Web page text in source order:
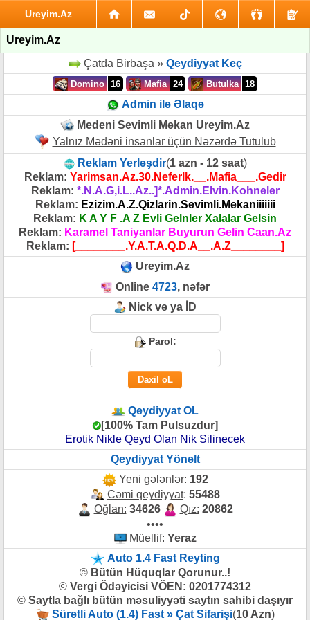
Ureyim.Az
Ureyim.Az
Çatda Birbaşa » Qeydiyyat Keç
Domino 16 Mafia 24 Butulka 18
Admin ilə Əlaqə
Medeni Sevimli Məkan Ureyim.Az
Yalnız Mədəni insanlar üçün Nəzərdə Tutulub
Reklam Yerləşdir(1 azn - 12 saat)
Reklam: Yarimsan.Az.30.Neferlk.__.Mafia___.Gedir
Reklam: *.N.A.G,i.L..Az..]*.Admin.Elvin.Kohneler
Reklam: Ezizim.A.Z.Qizlarin.Sevimli.Mekaniiiiiii
Reklam: K A Y F .A Z Evli Gelnler Xalalar Gelsin
Reklam: Karamel Taniyanlar Buyurun Gelin Caan.Az
Reklam: [________.Y.A.T.A.Q.D.A__.A.Z________]
Ureyim.Az
Online 4723, nəfər
Nick və ya İD
Parol:
Qeydiyyat OL
[100% Tam Pulsuzdur]
Erotik Nikle Qeyd Olan Nik Silinecek
Qeydiyyat Yönəlt
Yeni gələnlər: 192
Cəmi qeydiyyat: 55488
Oğlan: 34626 Qız: 20862
••••
Müellif: Yeraz
Auto 1.4 Fast Reyting
© Bütün Hüquqlar Qorunur..!
© Vergi Ödəyicisi VÖEN: 0201774312
© Saytla bağlı bütün məsuliyyəti saytın sahibi daşıyır
Sürətli Auto (1.4) Fast » Çat Sifarişi(10 Azn)